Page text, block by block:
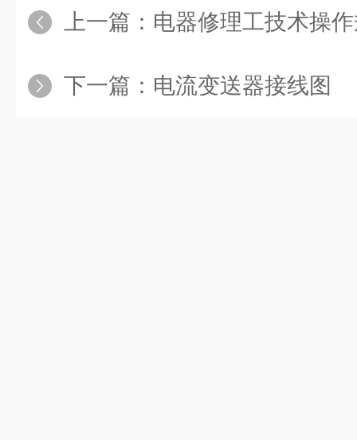
上一篇： 电器修理工技术操
下一篇： 电流变送器接线图